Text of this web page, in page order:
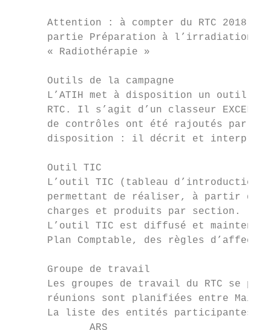
Attention : à compter du RTC 2018,
partie Préparation à l’irradiation.
      « Radiothérapie »
      Outils de la campagne
L’ATIH met à disposition un outil
RTC. Il s’agit d’un classeur EXCEL
de contrôles ont été rajoutés par
disposition : il décrit et
      Outil TIC
L’outil TIC (tableau d’introduction
permettant de réaliser, à partir
      charges et produits par section.
L’outil TIC est diffusé et maintenu
Plan Comptable, des règles
      Groupe de travail
Les groupes de travail du RTC se
réunions sont planifiées entre Mai
La liste des entités participantes
             ARS